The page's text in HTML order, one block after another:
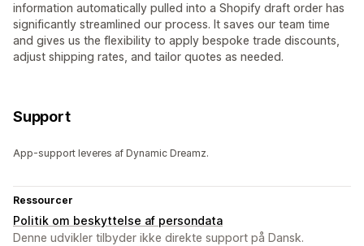
information automatically pulled into a Shopify draft order has
significantly streamlined our process. It saves our team time
and gives us the flexibility to apply bespoke trade discounts,
adjust shipping rates, and tailor quotes as needed.
Support
App-support leveres af Dynamic Dreamz.
Ressourcer
Politik om beskyttelse af persondata
Denne udvikler tilbyder ikke direkte support på Dansk.